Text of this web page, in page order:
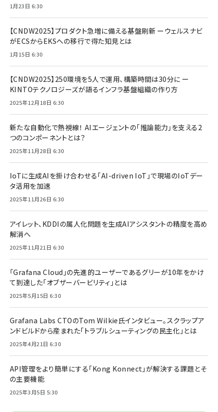
1月23日 6:30
【CNDW2025】プロダクト急増に備える基盤刷新 ーウェルスナビ
がECSからEKSへの移行で得た知見とは
1月15日 6:30
【CNDW2025】250環境を5人で運用、構築時間は30分に ー
KINTOテクノロジーズが語るインフラ基盤組織の作り方
2025年12月18日 6:30
新たな自動化で熱視線！ AIエージェントの「推論能力」を支える2
つのコンポーネントとは？
2025年11月28日 6:30
IoTに生成AIを掛け合わせる「AI-driven IoT」で現場のIoTデー
タ活用を加速
2025年11月26日 6:30
アイレット、KDDIの属人化問題を生成AIアシスタントの精度を高め
解消へ
2025年11月21日 6:30
「Grafana Cloud」の先進的ユーザーであるグリーが10年をかけ
て到達した「オブザーバービリティ」とは
2025年5月15日 6:30
Grafana Labs CTOのTom Wilkie氏インタビュー。スクラップア
ンドビルドから産まれた「トラブルシューティングの民主化」とは
2025年4月21日 6:30
API管理をより簡単にする「Kong Konnect」が解決する課題とそ
の主要機能
2025年3月5日 5:30